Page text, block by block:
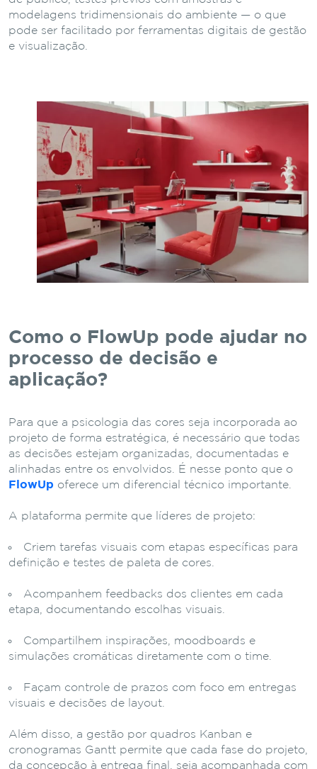
modelagens tridimensionais do ambiente — o que
pode ser facilitado por ferramentas digitais de gestão
e visualização.
Como o FlowUp pode ajudar no
processo de decisão e
aplicação?
Para que a psicologia das cores seja incorporada ao
projeto de forma estratégica, é necessário que todas
as decisões estejam organizadas, documentadas e
alinhadas entre os envolvidos. É nesse ponto que o
FlowUp oferece um diferencial técnico importante.
A plataforma permite que líderes de projeto:
Criem tarefas visuais com etapas específicas para
definição e testes de paleta de cores.
Acompanhem feedbacks dos clientes em cada
etapa, documentando escolhas visuais.
Compartilhem inspirações, moodboards e
simulações cromáticas diretamente com o time.
Façam controle de prazos com foco em entregas
visuais e decisões de layout.
Além disso, a gestão por quadros Kanban e
cronogramas Gantt permite que cada fase do projeto,
da concepção à entrega final, seja acompanhada com